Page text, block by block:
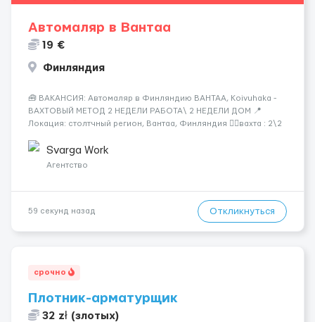
Автомаляр в Вантаа
19 €
Финляндия
🧰 ВАКАНСИЯ: Автомаляр в Финляндию ВАНТАА, Koivuhaka -
ВАХТОВЫЙ МЕТОД 2 НЕДЕЛИ РАБОТА\ 2 НЕДЕЛИ ДОМ 📍
Локация: столтчный регион, Вантаа, Финляндия 👌🏻вахта : 2\2
час брутто 🏠 Жильё: предоставляется БЕСПЛАТНО 📞
Контакт: +3725672...
Svarga Work
Агентство
59 секунд назад Откликнуться
срочно
Плотник-арматурщик
32 zł (злотых)